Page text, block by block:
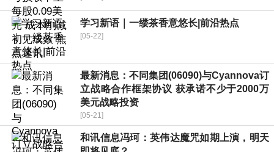
学习新语｜一缕茶香意悠长|前沿热点
[05-22]
最新消息：不同集团(06090)与Cyannova订
立战略合作框架协议 获承诺不少于2000万
美元战略投资
[05-21]
和讯信息冯珂：英伟达魔咒如期上演，明天